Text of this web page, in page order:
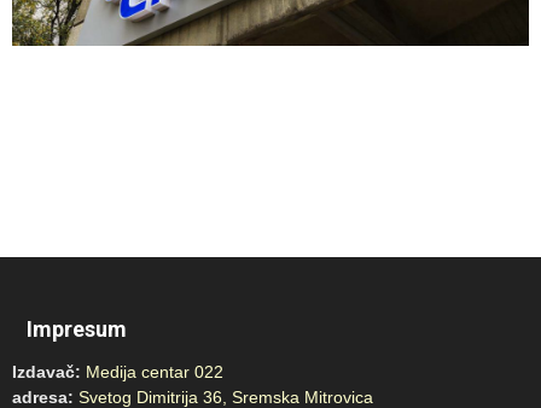
Impresum
Izdavač: Medija centar 022
adresa: Svetog Dimitrija 36, Sremska Mitrovica